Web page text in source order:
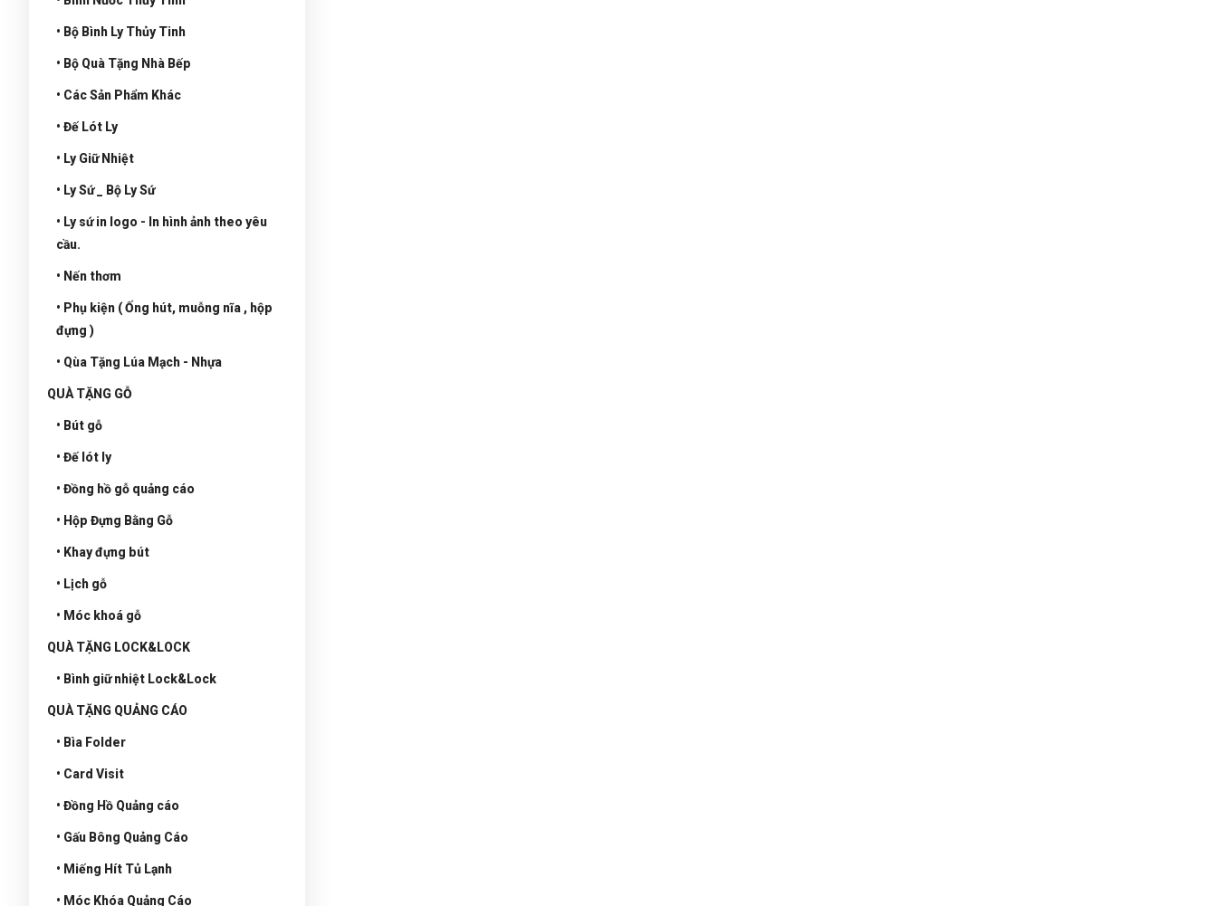
• Bộ Bình Ly Thủy Tinh
• Bộ Quà Tặng Nhà Bếp
• Các Sản Phẩm Khác
• Đế Lót Ly
• Ly Giữ Nhiệt
• Ly Sứ _ Bộ Ly Sứ
• Ly sứ in logo - In hình ảnh theo yêu
cầu.
• Nến thơm
• Phụ kiện ( Ống hút, muỗng nĩa , hộp
đựng )
• Qùa Tặng Lúa Mạch - Nhựa
QUÀ TẶNG GỖ
• Bút gỗ
• Đế lót ly
• Đồng hồ gỗ quảng cáo
• Hộp Đựng Bằng Gỗ
• Khay đựng bút
• Lịch gỗ
• Móc khoá gỗ
QUÀ TẶNG LOCK&LOCK
• Bình giữ nhiệt Lock&Lock
QUÀ TẶNG QUẢNG CÁO
• Bìa Folder
• Card Visit
• Đồng Hồ Quảng cáo
• Gấu Bông Quảng Cáo
• Miếng Hít Tủ Lạnh
• Móc Khóa Quảng Cáo